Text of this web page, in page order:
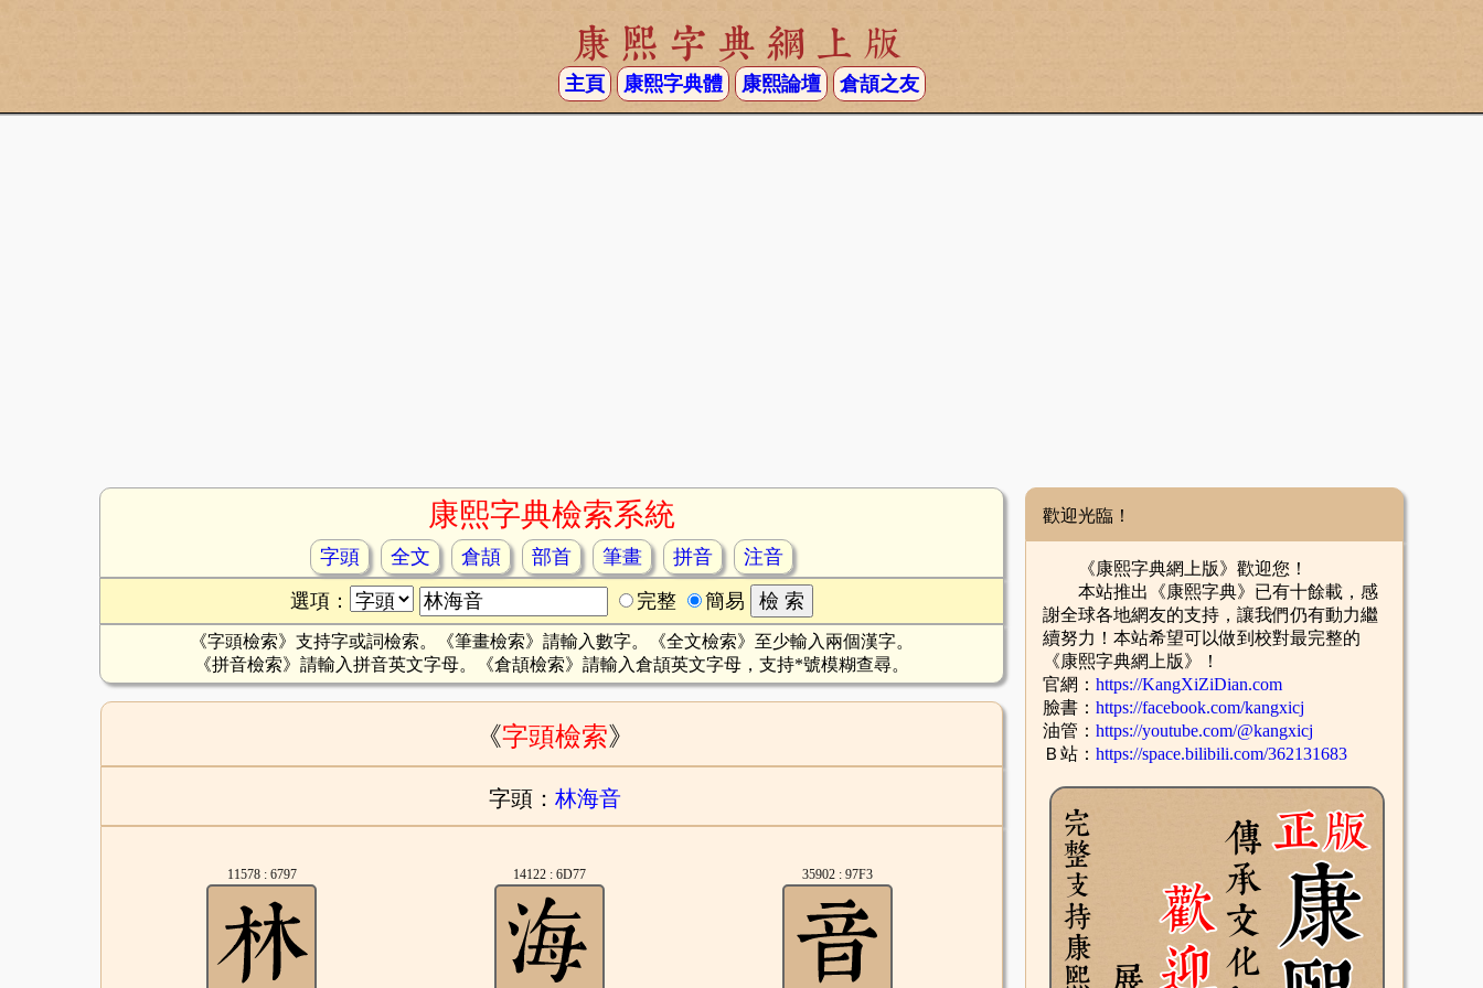
康熙字典網上版
主頁 康熙字典體 康熙論壇 倉頡之友
康熙字典檢索系統
字頭 全文 倉頡 部首 筆畫 拼音
注音
選項：
完整 簡易
《字頭檢索》支持字或詞檢索。《筆畫檢索》請輸入數字。《全文檢索》至少輸入兩個漢字。
《拼音檢索》請輸入拼音英文字母。《倉頡檢索》請輸入倉頡英文字母，支持*號模糊查尋。
《字頭檢索》
字頭： 林海音
11578 : 6797 14122 : 6D77 35902 : 97F3
歡迎光臨！
《康熙字典網上版》歡迎您！
本站推出《康熙字典》已有十餘載，感
謝全球各地網友的支持，讓我們仍有動力繼
續努力！本站希望可以做到校對最完整的
《康熙字典網上版》！
官網： https://KangXiZiDian.com
臉書： https://facebook.com/kangxicj
油管： https://youtube.com/@kangxicj
Ｂ站： https://space.bilibili.com/362131683